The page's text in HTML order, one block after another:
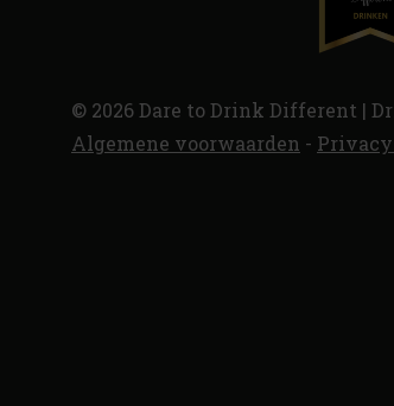
© 2026 Dare to Drink Different |
Algemene voorwaarden -